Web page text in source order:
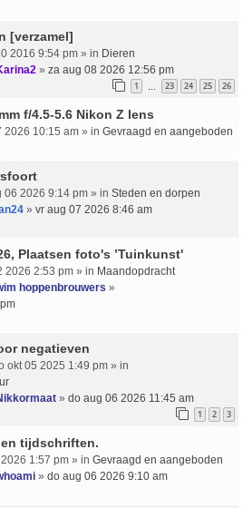
[verzamel]
2016 9:54 pm » in Dieren
» za aug 08 2026 12:56 pm
1 … 23 24 25 26
f/4.5-5.6 Nikon Z lens
2026 10:15 am » in Gevraagd en aangeboden
06 2026 9:14 pm » in Steden en dorpen
» vr aug 07 2026 8:46 am
Plaatsen foto's ’Tuinkunst'
2026 2:53 pm » in Maandopdracht
hoppenbrouwers »
negatieven
okt 05 2025 1:49 pm » in
» do aug 06 2026 11:45 am
1 2 3
tijdschriften.
1:57 pm » in Gevraagd en aangeboden
» do aug 06 2026 9:10 am